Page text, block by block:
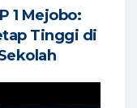
1 Mejobo:
Tinggi di